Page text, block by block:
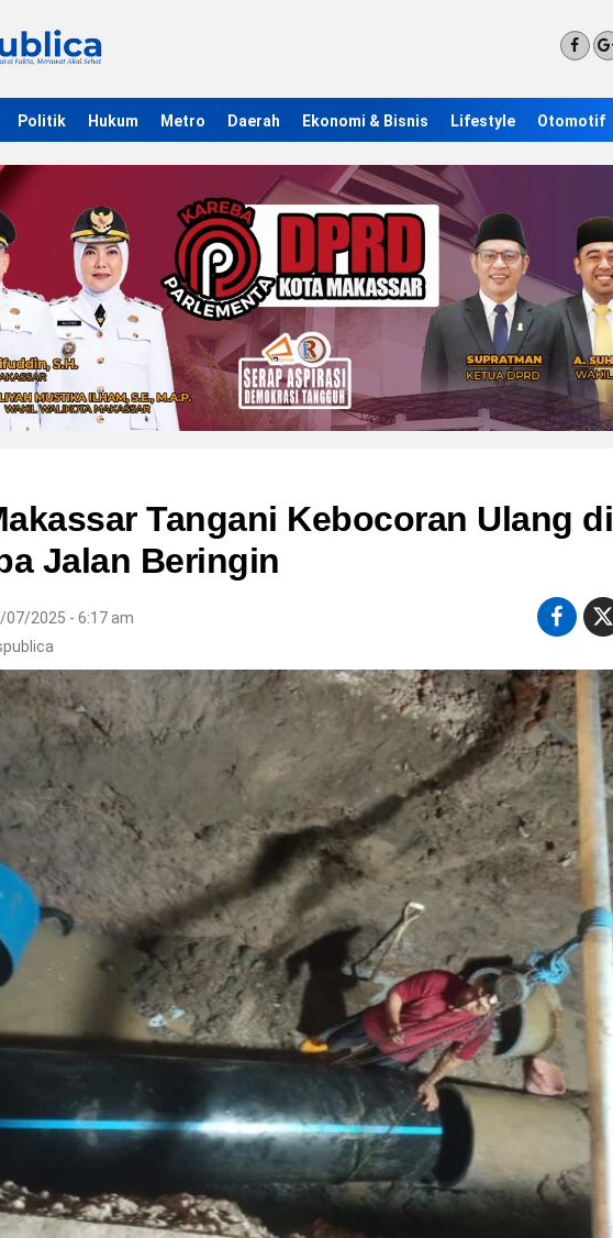
Politik Hukum Metro Daerah Ekonomi & Bisnis Lifestyle Otomotif
Tangani Kebocoran Ulang di
Jalan Beringin
07/2025 - 6:17 am